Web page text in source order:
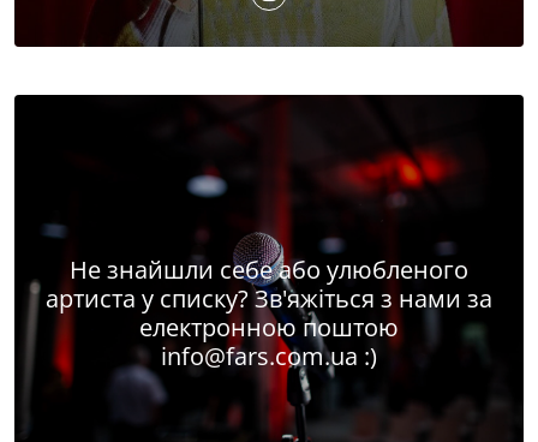
Не знайшли себе або улюбленого
артиста у списку? Зв'яжіться з нами за
електронною поштою
info@fars.com.ua :)